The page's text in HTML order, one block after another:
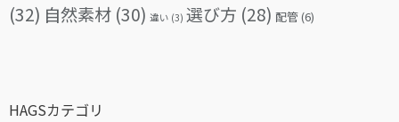
(32) 自然素材 (30) 違い (3) 選び方 (28) 配管(6)
HAGSカテゴリ